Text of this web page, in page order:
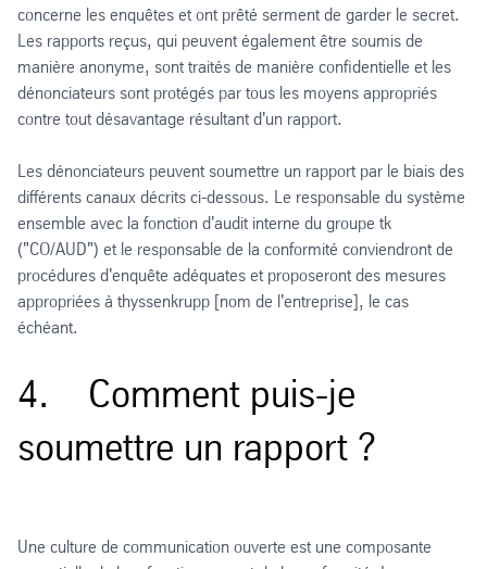
concerne les enquêtes et ont prêté serment de garder le secret.
Les rapports reçus, qui peuvent également être soumis de
manière anonyme, sont traités de manière confidentielle et les
dénonciateurs sont protégés par tous les moyens appropriés
contre tout désavantage résultant d'un rapport.
Les dénonciateurs peuvent soumettre un rapport par le biais des
différents canaux décrits ci-dessous. Le responsable du système
ensemble avec la fonction d'audit interne du groupe tk
("CO/AUD") et le responsable de la conformité conviendront de
procédures d'enquête adéquates et proposeront des mesures
appropriées à thyssenkrupp [nom de l'entreprise], le cas
échéant.
4. Comment puis-je
soumettre un rapport ?
Une culture de communication ouverte est une composante